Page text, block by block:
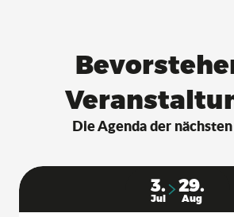
Die Agenda der nächsten
3.
Jul
29.
Aug